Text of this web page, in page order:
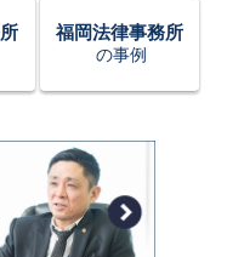
福岡法律事務所
の事例